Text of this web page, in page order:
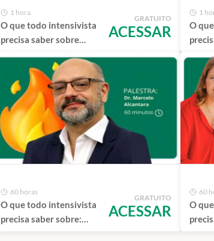
1 hora
O que todo intensivista
precisa saber sobre
GRATUITO
ACESSAR
1
O
e as
60 horas
O que todo intensivista
precisa saber sobre:
Assincronias
GRATUITO
ACESSAR
60
O